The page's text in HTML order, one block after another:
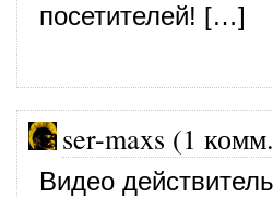
посетителей! […]
ser-maxs (1
Видео